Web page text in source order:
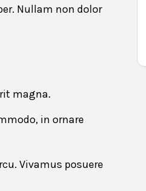
Last name
Nullam non dolor
magna.
in ornare
Vivamus posuere